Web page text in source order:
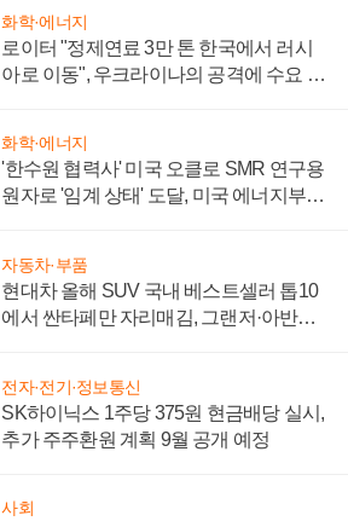
화학·에너지
로이터 "정제연료 3만 톤 한국에서 러시
아로 이동", 우크라이나의 공격에 수요 늘
화학·에너지
'한수원 협력사' 미국 오클로 SMR 연구용
원자로 '임계 상태' 도달, 미국 에너지부
자동차·부품
현대차 올해 SUV 국내 베스트셀러 톱10
에서 싼타페만 자리매김, 그랜저·아반떼
전자·전기·정보통신
SK하이닉스 1주당 375원 현금배당 실시,
추가 주주환원 계획 9월 공개 예정
사회